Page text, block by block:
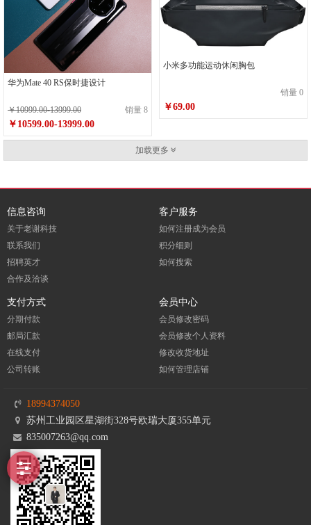
华为Mate 40 RS保时捷设计
￥10999.00-13999.00 销量 8
￥10599.00-13999.00
小米多功能运动休闲胸包
销量 0
￥69.00
加载更多
信息咨询
关于老谢科技
联系我们
招聘英才
合作及洽谈
客户服务
如何注册成为会员
积分细则
如何搜索
支付方式
分期付款
邮局汇款
在线支付
公司转账
会员中心
会员修改密码
会员修改个人资料
修改收货地址
如何管理店铺
18994374050
苏州工业园区星湖街328号欧瑞大厦355单元
835007263@qq.com